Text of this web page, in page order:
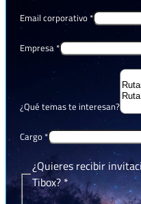
Email corporativo *
Empresa *
¿Qué temas te interesan?
Cargo *
¿Quieres recibir
Tibox?*